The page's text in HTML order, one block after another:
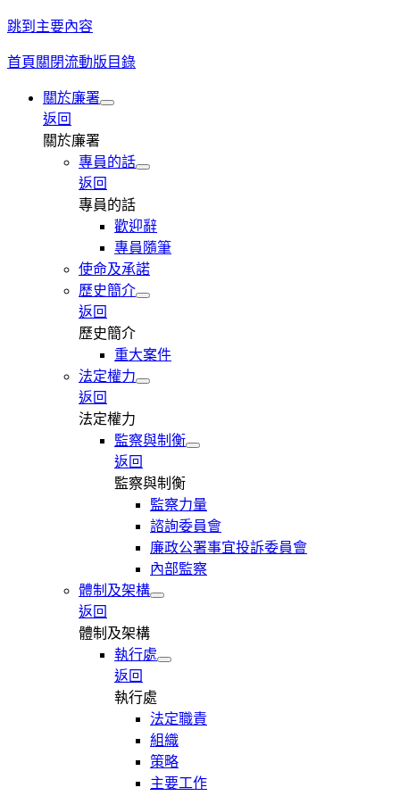
跳到主要內容
首頁 關閉流動版目錄
關於廉署
返回
關於廉署
專員的話
返回
專員的話
歡迎辭
專員隨筆
使命及承諾
歷史簡介
返回
歷史簡介
重大案件
法定權力
返回
法定權力
監察與制衡
返回
監察與制衡
監察力量
諮詢委員會
廉政公署事宜投訴委員會
內部監察
體制及架構
返回
體制及架構
執行處
返回
執行處
法定職責
組織
策略
主要工作